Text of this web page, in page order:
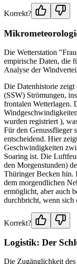
Korrekt?
Die Wetterstation
empirische Daten, die
Analyse der
Die Datenhistorie
(SSW) Strömungen,
frontalen Wetterlagen.
wurden registriert ),
Für den Genussflieger
entscheidend. Hier
Geschwindigkeiten
Soaring ist. Die
den Morgenstunden)
Thüringer Becken hin.
dem morgendlichen
ermöglicht, aber auch
durchbricht, wenn sich
Korrekt?
Logistik: Der
Die Zugänglichkeit